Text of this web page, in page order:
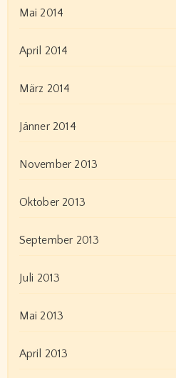
Mai 2014
April 2014
März 2014
Jänner 2014
November 2013
Oktober 2013
September 2013
Juli 2013
Mai 2013
April 2013